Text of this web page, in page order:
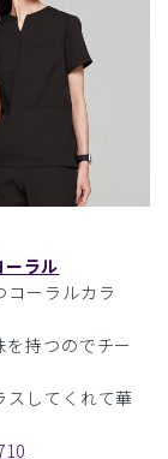
ラル
ーラルカラ
持つのでチー
スしてくれて華